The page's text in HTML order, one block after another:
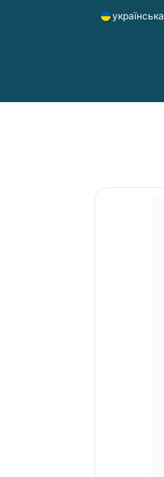
українська